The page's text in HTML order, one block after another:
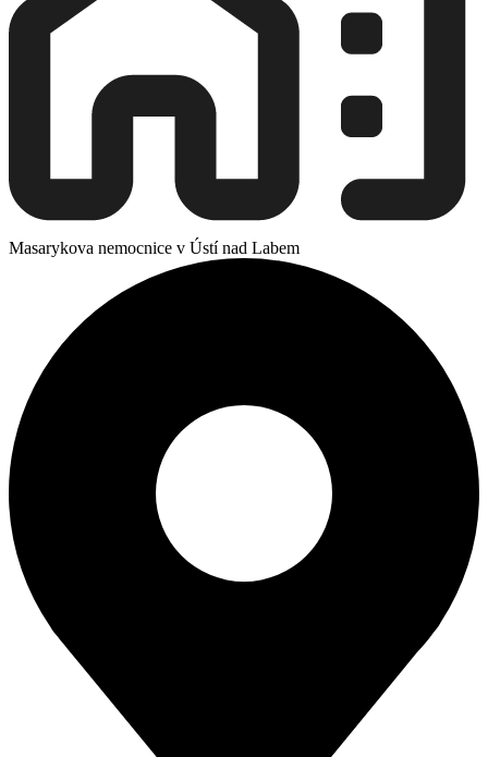
Masarykova nemocnice v Ústí nad Labem